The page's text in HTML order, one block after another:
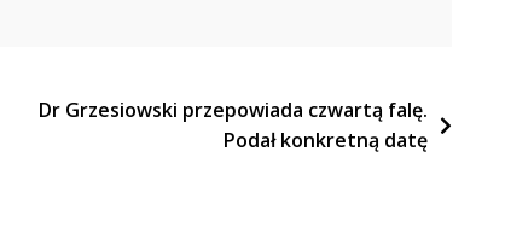
Dr Grzesiowski przepowiada czwartą falę.
Podał konkretną datę